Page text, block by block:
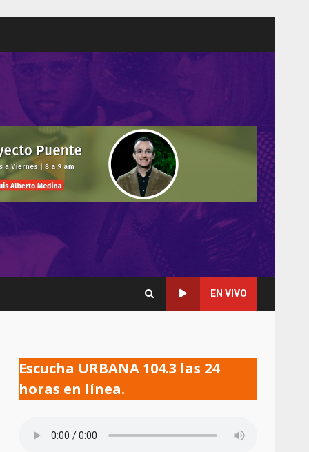
EN VIVO
Escucha URBANA 104.3 las 24
horas en línea.